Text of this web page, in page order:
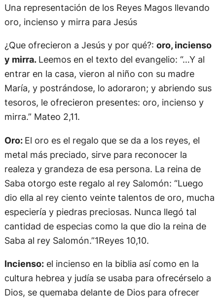
Una representación de los Reyes Magos llevando
oro, incienso y mirra para Jesús
¿Que ofrecieron a Jesús y por qué?: oro, incienso
y mirra. Leemos en el texto del evangelio: “…Y al
entrar en la casa, vieron al niño con su madre
María, y postrándose, lo adoraron; y abriendo sus
tesoros, le ofrecieron presentes: oro, incienso y
mirra.” Mateo 2,11.
Oro: El oro es el regalo que se da a los reyes, el
metal más preciado, sirve para reconocer la
realeza y grandeza de esa persona. La reina de
Saba otorgo este regalo al rey Salomón: “Luego
dio ella al rey ciento veinte talentos de oro, mucha
especiería y piedras preciosas. Nunca llegó tal
cantidad de especias como la que dio la reina de
Saba al rey Salomón.”1Reyes 10,10.
Incienso:el incienso en la biblia así como en la
cultura hebrea y judía se usaba para ofrecérselo a
Dios, se quemaba delante de Dios para ofrecer